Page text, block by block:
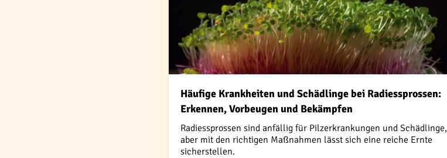
Häufige Krankheiten und Schädlinge bei Radiessprossen:
Erkennen, Vorbeugen und Bekämpfen
Radiessprossen sind anfällig für Pilzerkrankungen und Schädlinge,
aber mit den richtigen Maßnahmen lässt sich eine reiche Ernte
sicherstellen.